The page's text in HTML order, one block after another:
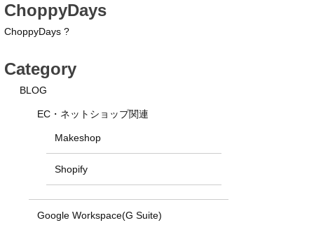
ChoppyDays
ChoppyDays ?
Category
BLOG
EC・ネットショップ関連
Makeshop
Shopify
Google Workspace(G Suite)